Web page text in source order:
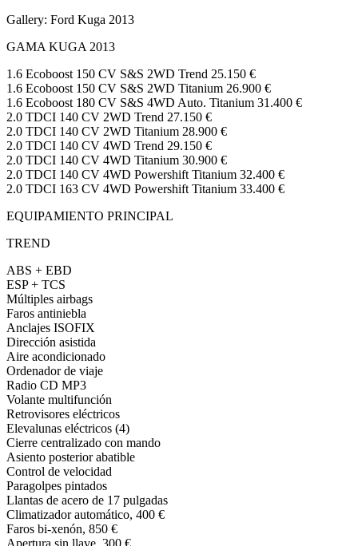
Gallery: Ford Kuga 2013
GAMA KUGA 2013
1.6 Ecoboost 150 CV S&S 2WD Trend 25.150 €
1.6 Ecoboost 150 CV S&S 2WD Titanium 26.900 €
1.6 Ecoboost 180 CV S&S 4WD Auto. Titanium 31.400 €
2.0 TDCI 140 CV 2WD Trend 27.150 €
2.0 TDCI 140 CV 2WD Titanium 28.900 €
2.0 TDCI 140 CV 4WD Trend 29.150 €
2.0 TDCI 140 CV 4WD Titanium 30.900 €
2.0 TDCI 140 CV 4WD Powershift Titanium 32.400 €
2.0 TDCI 163 CV 4WD Powershift Titanium 33.400 €
EQUIPAMIENTO PRINCIPAL
TREND
ABS + EBD
ESP + TCS
Múltiples airbags
Faros antiniebla
Anclajes ISOFIX
Dirección asistida
Aire acondicionado
Ordenador de viaje
Radio CD MP3
Volante multifunción
Retrovisores eléctricos
Elevalunas eléctricos (4)
Cierre centralizado con mando
Asiento posterior abatible
Control de velocidad
Paragolpes pintados
Llantas de acero de 17 pulgadas
Climatizador automático, 400 €
Faros bi-xenón, 850 €
Apertura sin llave, 300 €